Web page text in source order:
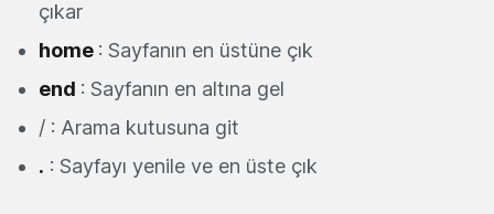
çıkar
home : Sayfanın en üstüne çık
end : Sayfanın en altına gel
/ : Arama kutusuna git
. : Sayfayı yenile ve en üste çık